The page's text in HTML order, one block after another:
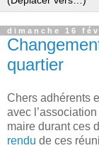
dimanche 16
quartier
Chers adhérents
avec
maire durant ces
rendu de ces